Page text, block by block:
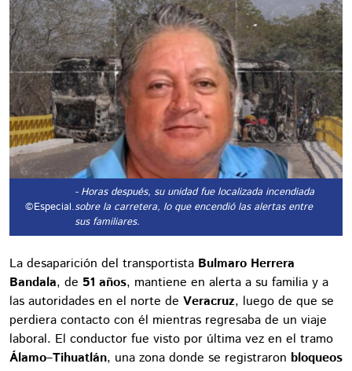
©Especial.
- Horas después, su unidad fue localizada incendiada
sobre la carretera, lo que encendió las alertas entre
sus familiares.
La desaparición del transportista Bulmaro Herrera
Bandala, de 51 años, mantiene en alerta a su familia y a
las autoridades en el norte de Veracruz, luego de que se
perdiera contacto con él mientras regresaba de un viaje
laboral. El conductor fue visto por última vez en el tramo
Álamo–Tihuatlán, una zona donde se registraron bloqueos